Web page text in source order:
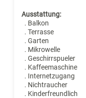
Ausstattung:
. Balkon
. Terrasse
. Garten
. Mikrowelle
. Geschirrspueler
. Kaffeemaschine
. Internetzugang
. Nichtraucher
. Kinderfreundlich